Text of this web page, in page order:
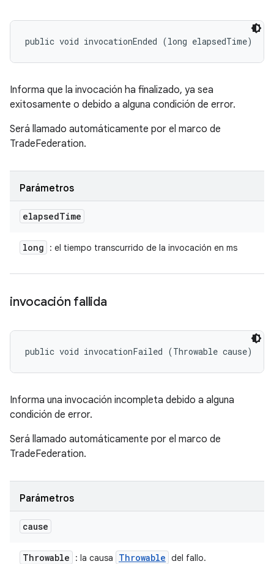
public void invocationEnded (long elapsedTime)
Informa que la invocación ha finalizado, ya sea
exitosamente o debido a alguna condición de error.
Será llamado automáticamente por el marco de
TradeFederation.
Parámetros
elapsedTime
long : el tiempo transcurrido de la invocación en ms
invocación fallida
public void invocationFailed (Throwable cause)
Informa una invocación incompleta debido a alguna
condición de error.
Será llamado automáticamente por el marco de
TradeFederation.
Parámetros
cause
Throwable : la causa Throwable del fallo.